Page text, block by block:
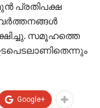
പ്രതിപക്ഷ
സമൂഹത്തെ
Google+